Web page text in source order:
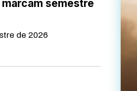
semestre
de 2026